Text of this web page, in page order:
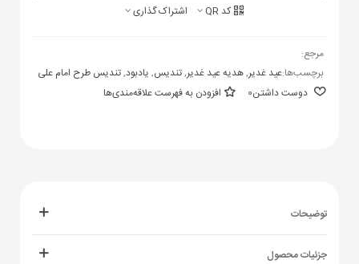
کد QR اشتراک گذاری
مرجع:
برچسب‌ها:عید غدیر,هدیه عید غدیر,تندیس, یادبود,تندیس طرح امام علی
دوست داشتن0 افزودن به فهرست علاقه‌مندی‌ها
توضیحات
جزئیات محصول